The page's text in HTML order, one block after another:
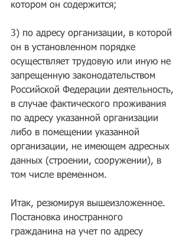
котором он содержится;
3) по адресу организации, в которой
он в установленном порядке
осуществляет трудовую или иную не
запрещенную законодательством
Российской Федерации деятельность,
в случае фактического проживания
по адресу указанной организации
либо в помещении указанной
организации, не имеющем адресных
данных (строении, сооружении), в
том числе временном.
Итак, резюмируя вышеизложенное.
Постановка иностранного
гражданина на учет по адресу